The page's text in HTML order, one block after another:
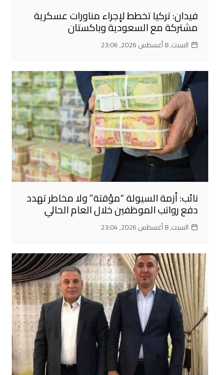
فيدان: تركيا تخطط لإجراء مناورات عسكرية
مشتركة مع السعودية وباكستان
السبت, 8 أغسطس 2026, 23:06
نائب: أزمة السيولة “مؤقتة” ولا مخاطر تهدد
دفع رواتب الموظفين خلال العام الحالي
السبت, 8 أغسطس 2026, 23:04